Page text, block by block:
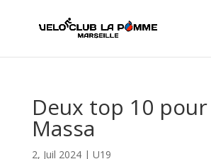
Deux top 10
Massa
2, Juil 2024| U19